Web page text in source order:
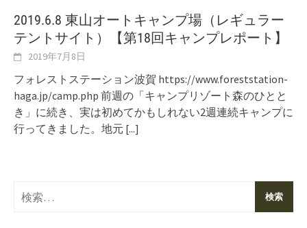
2019.6.8 東山オートキャンプ場（レギュラー
テントサイト）【第18回キャンプレポート】
2019年7月8日
フォレストステーション波賀 https://www.foreststation-
haga.jp/camp.php 前週の「キャンプリゾート森のひとと
き」に続き、実は初めてかもしれない2週連続キャンプに
行ってきました。地元 [...]
検
索: